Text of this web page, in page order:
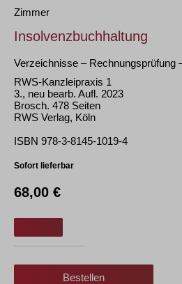
Zimmer
Insolvenzbuchhaltung
Verzeichnisse – Rechnungsprüfung
RWS-Kanzleipraxis 1
3., neu bearb. Aufl. 2023
Brosch. 478 Seiten
RWS Verlag, Köln
ISBN 978-3-8145-1019-4
Sofort lieferbar
68,00 €
Bestellen